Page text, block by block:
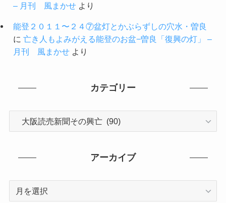
– 月刊 風まかせより
能登２０１１〜２４⑦盆灯とかぶらずしの穴水・曽良
に 亡き人もよみがえる能登のお盆−曽良「復興の灯」 –
月刊 風まかせより
カテゴリー
アーカイブ